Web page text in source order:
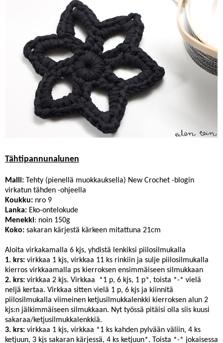
Tähtipannunalunen
Malli: Tehty (pienellä muokkauksella) New Crochet -blogin
virkatun tähden -ohjeella
Koukku: nro 9
Lanka: Eko-ontelokude
Menekki: noin 150g
Koko: sakaran kärjestä kärkeen mitattuna 21cm
Aloita virkakamalla 6 kjs, yhdistä lenkiksi piilosilmukalla
1. krs: virkkaa 1 kjs, virkkaa 11 ks rinkiin ja sulje piilosilmukalla
kierros virkkaamalla ps kierroksen ensimmäiseen silmukkaan
2. krs: virkkaa 2 kjs. Virkkaa *1 p, 6 kjs, 1 p*, toista *-* vielä
neljä kertaa. Virkkaa sitten vielä 1 p, 6 kjs ja kiinnitä
piilosilmukalla viimeinen ketjusilmukkalenkki kierroksen alun 2
kjs:n jälkimmäiseen silmukkaan. Nyt työssä pitäisi olla siis kuusi
sakaraa/ketjusilmukkalenkkiä.
3. krs: virkkaa 1 kjs, virkkaa *1 ks kahden pylvään väliin, 4 ks
ketjuun, 3 kjs sakaran kärjessä, 4 ks ketjuun*. Toista *-* jokaisessa